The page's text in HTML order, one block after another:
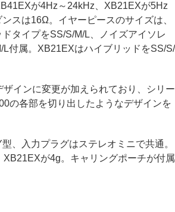
が4Hz～24kHz、XB21EXが5Hz
スは16Ω。イヤーピースのサイズは、
タイプをSS/S/M/L、ノイズアイソレ
L付属。XB21EXはハイブリッドをSS/S/
インに変更が加えられており、シリー
の各部を切り出したようなデザインを
、入力プラグはステレオミニで共通。
が4g。キャリングポーチが付属